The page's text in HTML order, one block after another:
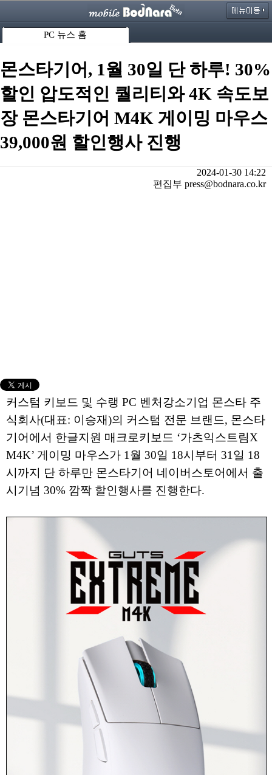
PC 뉴스 홈
몬스타기어, 1월 30일 단 하루! 30%
할인 압도적인 퀄리티와 4K 속도보
장 몬스타기어 M4K 게이밍 마우스
39,000원 할인행사 진행
2024-01-30 14:22
편집부 press@bodnara.co.kr
커스텀 키보드 및 수랭 PC 벤처강소기업 몬스타 주
식회사(대표: 이승재)의 커스텀 전문 브랜드, 몬스타
기어에서 한글지원 매크로키보드 ‘가츠익스트림X
M4K’ 게이밍 마우스가 1월 30일 18시부터 31일 18
시까지 단 하루만 몬스타기어 네이버스토어에서 출
시기념 30% 깜짝 할인행사를 진행한다.